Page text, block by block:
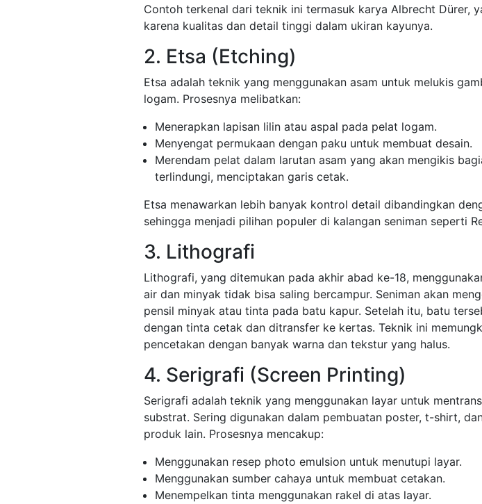
Contoh terkenal dari teknik ini termasuk karya Albrecht Dürer,
karena kualitas dan detail tinggi dalam ukiran kayunya.
2. Etsa (Etching)
Etsa adalah teknik yang menggunakan asam untuk melukis
logam. Prosesnya melibatkan:
Menerapkan lapisan lilin atau aspal pada pelat logam.
Menyengat permukaan dengan paku untuk membuat desain.
Merendam pelat dalam larutan asam yang akan mengikis
terlindungi, menciptakan garis cetak.
Etsa menawarkan lebih banyak kontrol detail dibandingkan
sehingga menjadi pilihan populer di kalangan seniman seperti
3. Lithografi
Lithografi, yang ditemukan pada akhir abad ke-18,
air dan minyak tidak bisa saling bercampur. Seniman akan
pensil minyak atau tinta pada batu kapur. Setelah itu, batu
dengan tinta cetak dan ditransfer ke kertas. Teknik ini
pencetakan dengan banyak warna dan tekstur yang halus.
4. Serigrafi (Screen Printing)
Serigrafi adalah teknik yang menggunakan layar untuk
substrat. Sering digunakan dalam pembuatan poster, t-shirt,
produk lain. Prosesnya mencakup:
Menggunakan resep photo emulsion untuk menutupi layar.
Menggunakan sumber cahaya untuk membuat cetakan.
Menempelkan tinta menggunakan rakel di atas layar.